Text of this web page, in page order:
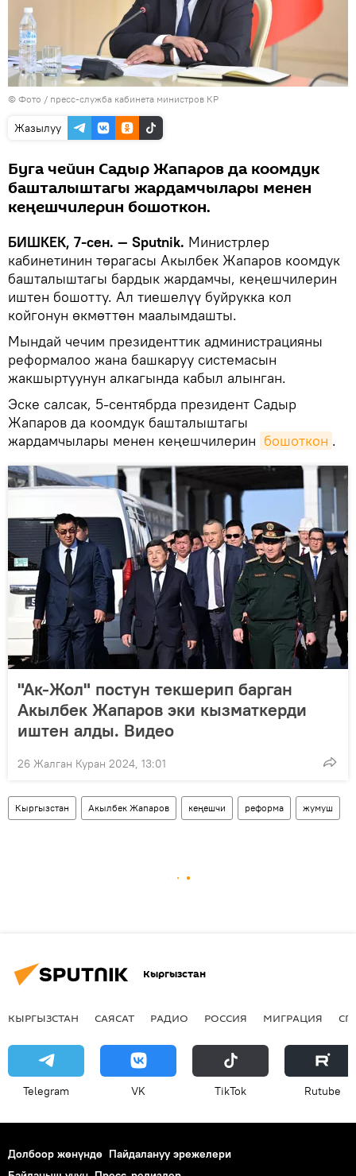
© Фото / пресс-служба кабинета министров КР
Жазылуу
Буга чейин Садыр Жапаров да коомдук
башталыштагы жардамчылары менен
кеңешчилерин бошоткон.
БИШКЕК, 7-сен. — Sputnik. Министрлер
кабинетинин төрагасы Акылбек Жапаров коомдук
башталыштагы бардык жардамчы, кеңешчилерин
иштен бошотту. Ал тиешелүү буйрукка кол
койгонун өкмөттөн маалымдашты.
Мындай чечим президенттик администрацияны
реформалоо жана башкаруу системасын
жакшыртуунун алкагында кабыл алынган.
Эске салсак, 5-сентябрда президент Садыр
Жапаров да коомдук башталыштагы
жардамчылары менен кеңешчилерин бошоткон .
"Ак-Жол" постун текшерип барган
Акылбек Жапаров эки кызматкерди
иштен алды. Видео
26 Жалган Куран 2024, 13:01
Кыргызстан Акылбек Жапаров кеңешчи реформа жумуш
Кыргызстан
КЫРГЫЗСТАН САЯСАТ РАДИО РОССИЯ МИГРАЦИЯ
Telegram VK ТikТоk Rutube
Долбоор жөнүндө Пайдалануу эрежелери